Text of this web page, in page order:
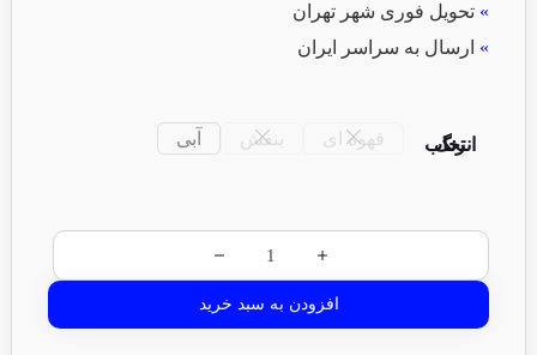
» تحویل فوری شهر تهران
» ارسال به سراسر ایران
انتخاب رنگ قهوه ای بنفش آبی
افزودن به سبد خرید